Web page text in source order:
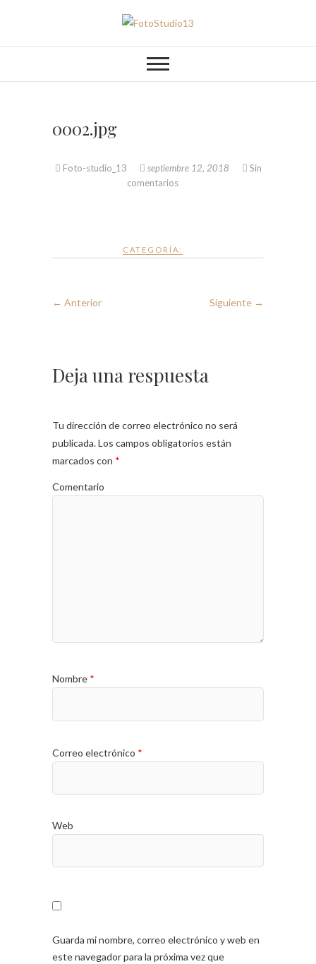
contenido
FotoStudio13
0002.jpg
Foto-studio_13 septiembre 12, 2018
Sin
comentarios
CATEGORÍA:
← Anterior Siguiente →
Deja una respuesta
Tu dirección de correo electrónico no será
publicada.Los campos obligatorios están
marcados con *
Comentario
Nombre *
Correo electrónico *
Web
Guarda mi nombre, correo electrónico y web en
este navegador para la próxima vez que